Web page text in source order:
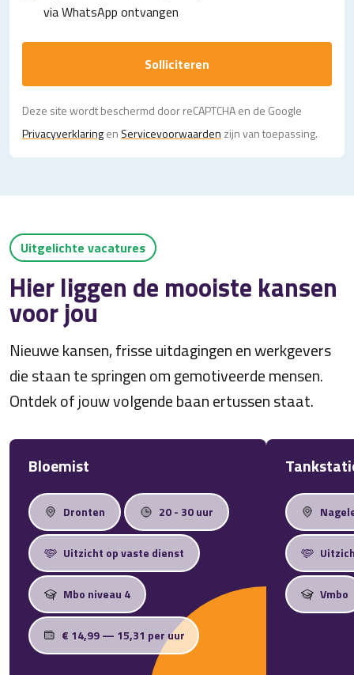
via WhatsApp ontvangen
Solliciteren
Deze site wordt beschermd door reCAPTCHA en de Google
Privacy­verklaringen Servicevoorwaarden zijn van toepassing.
Uitgelichte vacatures
Hier liggen de mooiste kansen
voor jou
Nieuwe kansen, frisse uitdagingen en werkgevers
die staan te springen om gemotiveerde mensen.
Ontdek of jouw volgende baan ertussen staat.
Bloemist
Dronten 20 - 30 uur
Uitzicht op vaste dienst
Mbo niveau 4
€ 14,99 — 15,31 per uur
Vmbo